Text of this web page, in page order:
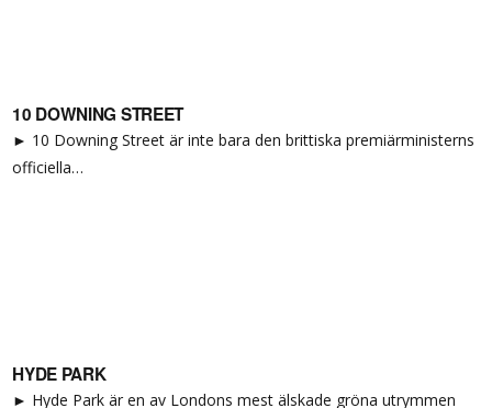
10 DOWNING STREET
► 10 Downing Street är inte bara den brittiska premiärministerns
officiella…
HYDE PARK
► Hyde Park är en av Londons mest älskade gröna utrymmen